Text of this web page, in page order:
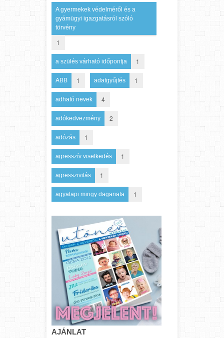
A gyermekek védelméről és a
gyámügyi igazgatásról szóló
törvény
1
a szülés várható időpontja 1
ABB 1 adatgyűjtés 1
adható nevek 4
adókedvezmény 2
adózás 1
agresszív viselkedés 1
agresszivitás 1
agyalapi mirigy daganata 1
AJÁNLAT